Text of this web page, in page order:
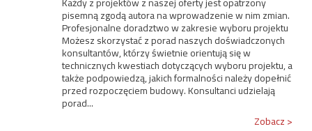
pisemną zgodą autora na wprowadzenie w nim zmian.
Profesjonalne doradztwo w zakresie wyboru projektu
Możesz skorzystać z porad naszych doświadczonych
konsultantów, którzy świetnie orientują się w
technicznych kwestiach dotyczących wyboru projektu, a
także podpowiedzą, jakich formalności należy dopełnić
przed rozpoczęciem budowy. Konsultanci udzielają
porad...
Zobacz >